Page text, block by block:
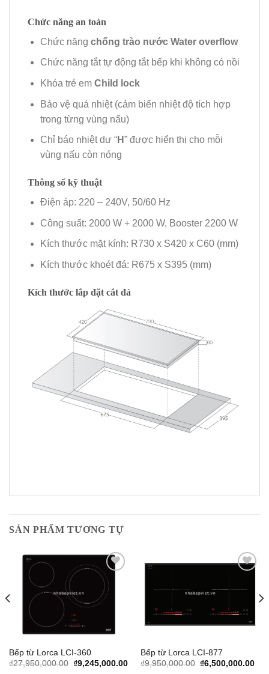
Chức năng an toàn
Chức năng chống trào nước Water overflow
Chức năng tắt tự động tắt bếp khi không có nồi
Khóa trẻ em Child lock
Bảo vệ quá nhiệt (cảm biến nhiệt độ tích hợp
trong từng vùng nấu)
Chỉ báo nhiệt dư “H ” được hiển thị cho mỗi
vùng nấu còn nóng
Thông số kỹ thuật
Điện áp: 220 – 240V, 50/60 Hz
Công suất: 2000 W + 2000 W, Booster 2200 W
Kích thước mặt kính: R730 x S420 x C60 (mm)
Kích thước khoét đá: R675 x S395 (mm)
Kích thước lắp đặt cắt đá
SẢN PHẨM TƯƠNG TỰ
Add to
Wishlist
Bếp từ Lorca LCI-360
₫27,950,000.00 Original
₫9,245,000.00Current
Wishlist
Bếp từ Lorca LCI-877
₫9,950,000.00 Original
₫6,500,000.00